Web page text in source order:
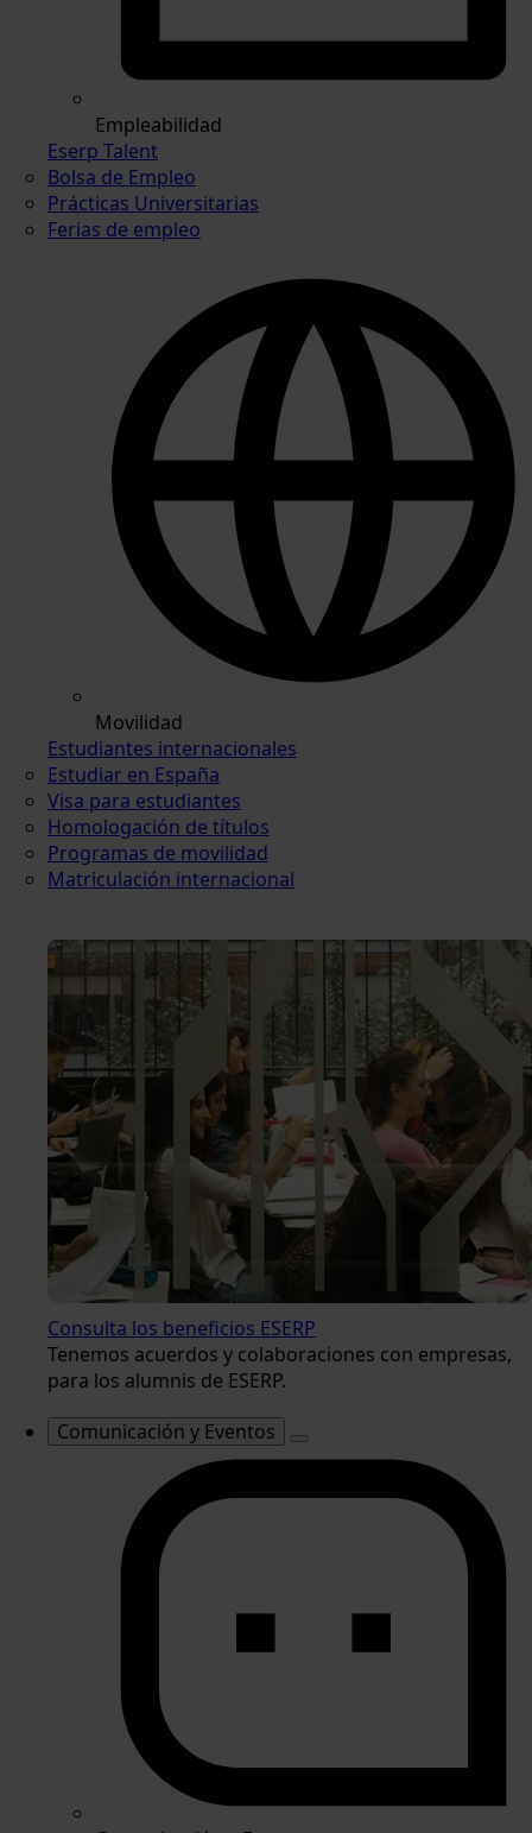
Empleabilidad
Eserp Talent
Bolsa de Empleo
Prácticas Universitarias
Ferias de empleo
Movilidad
Estudiantes internacionales
Estudiar en España
Visa para estudiantes
Homologación de títulos
Programas de movilidad
Matriculación internacional
Consulta los beneficios ESERP
Tenemos acuerdos y colaboraciones con empresas,
para los alumnis de ESERP.
Comunicación y Eventos